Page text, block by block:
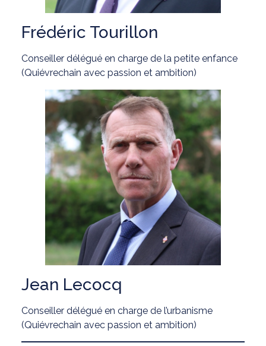
Frédéric Tourillon
Conseiller délégué en charge de la petite enfance
(Quiévrechain avec passion et ambition)
Jean Lecocq
Conseiller délégué en charge de l’urbanisme
(Quiévrechain avec passion et ambition)